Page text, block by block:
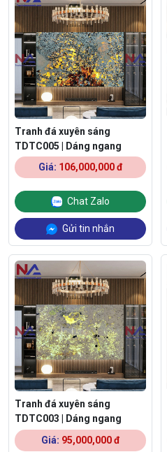
Tranh đá xuyên sáng
TDTC005 | Dáng ngang
Giá: 106,000,000 đ
Chat Zalo
Gửi tin nhắn
Tranh đá xuyên sáng
TDTC003 | Dáng ngang
Giá: 95,000,000 đ